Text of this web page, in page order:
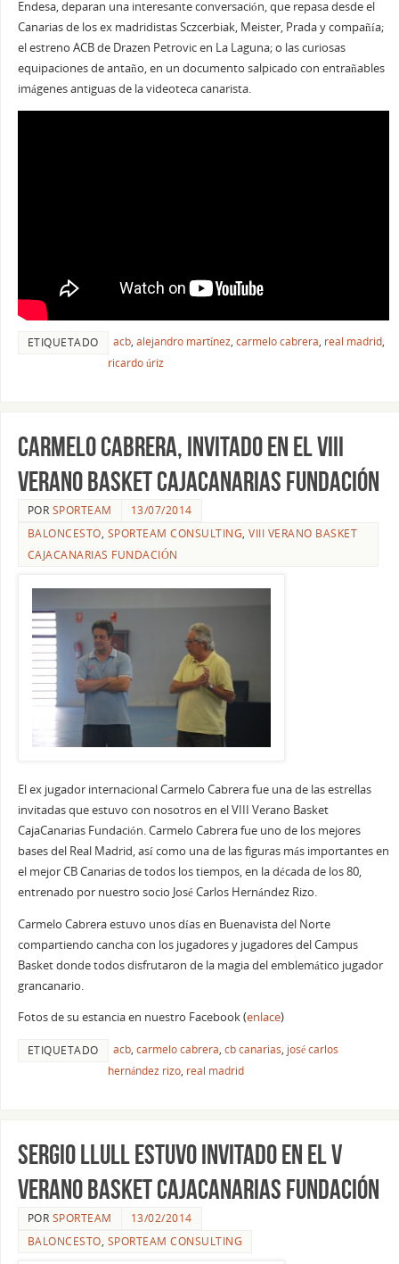
Endesa, deparan una interesante conversación, que repasa desde el
Canarias de los ex madridistas Sczcerbiak, Meister, Prada y compañía;
el estreno ACB de Drazen Petrovic en La Laguna; o las curiosas
equipaciones de antaño, en un documento salpicado con entrañables
imágenes antiguas de la videoteca canarista.
ETIQUETADO acb, alejandro martínez, carmelo cabrera, real madrid,
ricardo úriz
Carmelo Cabrera, invitado en el VIII
Verano Basket CajaCanarias Fundación
POR SPORTEAM
13/07/2014
BALONCESTO, SPORTEAM CONSULTING,VIII VERANO BASKET
CAJACANARIAS FUNDACIÓN
El ex jugador internacional Carmelo Cabrera fue una de las estrellas
invitadas que estuvo con nosotros en el VIII Verano Basket
CajaCanarias Fundación. Carmelo Cabrera fue uno de los mejores
bases del Real Madrid, así como una de las figuras más importantes en
el mejor CB Canarias de todos los tiempos, en la década de los 80,
entrenado por nuestro socio José Carlos Hernández Rizo.
Carmelo Cabrera estuvo unos días en Buenavista del Norte
compartiendo cancha con los jugadores y jugadores del Campus
Basket donde todos disfrutaron de la magia del emblemático jugador
grancanario.
Fotos de su estancia en nuestro Facebook (enlace)
ETIQUETADO acb, carmelo cabrera, cb canarias, josé carlos
hernández rizo, real madrid
Sergio Llull estuvo invitado en el V
Verano Basket CajaCanarias Fundación
POR SPORTEAM
13/02/2014
BALONCESTO, SPORTEAM CONSULTING